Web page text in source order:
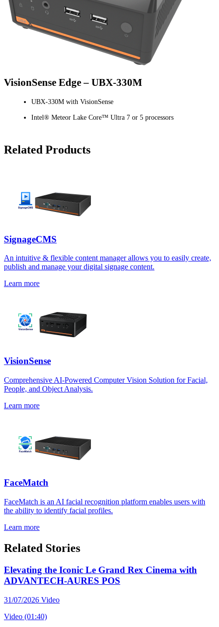
VisionSense Edge – UBX-330M
UBX-330M with VisionSense
Intel® Meteor Lake Core™ Ultra 7 or 5 processors
Related Products
SignageCMS
An intuitive & flexible content manager allows you to easily create,
publish and manage your digital signage content.
Learn more
VisionSense
Comprehensive AI-Powered Computer Vision Solution for Facial,
People, and Object Analysis.
Learn more
FaceMatch
FaceMatch is an AI facial recognition platform enables users with
the ability to identify facial profiles.
Learn more
Related Stories
Elevating the Iconic Le Grand Rex Cinema with
ADVANTECH-AURES POS
31/07/2026 Video
Video (01:40)